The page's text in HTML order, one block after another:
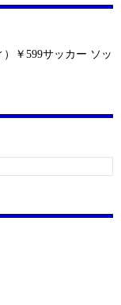
￥599サッカー ソッ